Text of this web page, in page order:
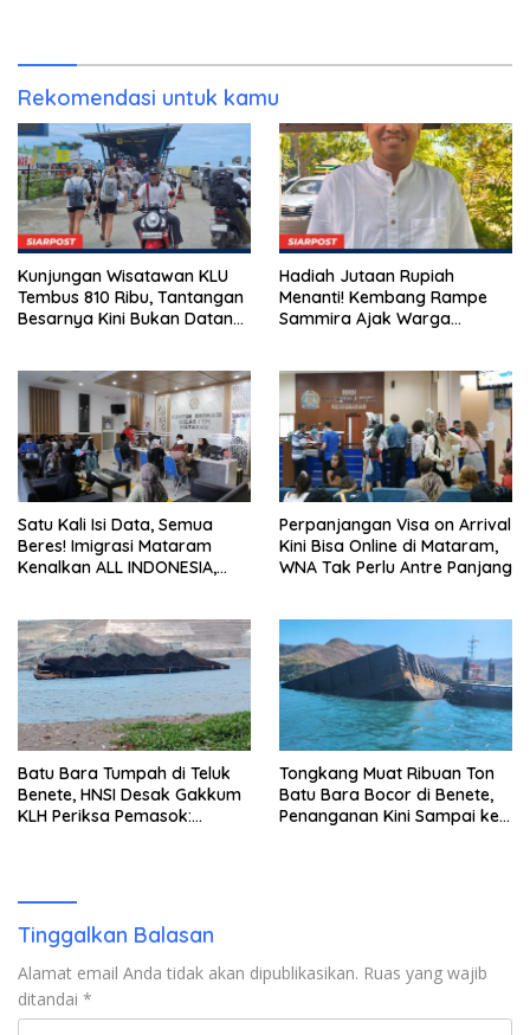
Rekomendasi untuk kamu
Kunjungan Wisatawan KLU
Tembus 810 Ribu, Tantangan
Besarnya Kini Bukan Datang,
Hadiah Jutaan Rupiah
Menanti! Kembang Rampe
Sammira Ajak Warga
Satu Kali Isi Data, Semua
Beres! Imigrasi Mataram
Kenalkan ALL INDONESIA,
Internasional
Perpanjangan Visa on Arrival
Kini Bisa Online di Mataram,
WNA Tak Perlu Antre Panjang
Batu Bara Tumpah di Teluk
Benete, HNSI Desak Gakkum
KLH Periksa Pemasok:
Tongkang Muat Ribuan Ton
Batu Bara Bocor di Benete,
Penanganan Kini Sampai ke
Tinggalkan Balasan
Alamat email Anda tidak akan dipublikasikan. Ruas yang wajib
ditandai *